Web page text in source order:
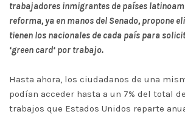
trabajadores inmigrantes de países
reforma, ya en manos del Senado, propone
tienen los nacionales de cada país para
‘green card‘ por trabajo.
Hasta ahora, los ciudadanos de una
podían acceder hasta a un 7% del total
trabajos que Estados Unidos reparte